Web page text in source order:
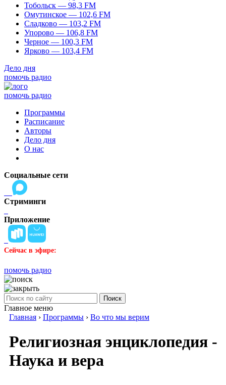
Тобольск — 98,3 FM
Омутинское — 102,6 FM
Сладково — 103,2 FM
Упорово — 106,8 FM
Черное — 100,3 FM
Ярково — 103,4 FM
Дело дня
помочь радио
помочь радио
Программы
Расписание
Авторы
Дело дня
О нас
Социальные сети
Стриминги
Приложение
Сейчас в эфире:
помочь радио
Поиск
Главное меню
Главная › Программы › Во что мы верим
Религиозная энциклопедия -
Наука и вера